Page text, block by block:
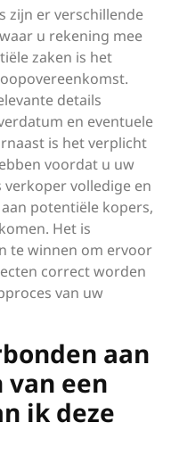
zijn er verschillende
u rekening mee
zaken is het
details
en eventuele
is het verplicht
voordat u uw
volledige en
potentiële kopers,
Het is
te winnen om ervoor
correct worden
van uw
aan
een
ik deze